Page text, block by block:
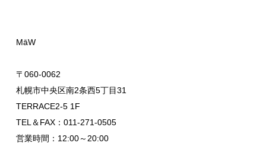
MāW
〒060-0062
札幌市中央区南2条西5丁目31
TERRACE2-5 1F
TEL＆FAX：011-271-0505
営業時間：12:00～20:00